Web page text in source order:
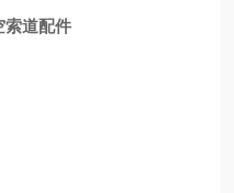
索道配件